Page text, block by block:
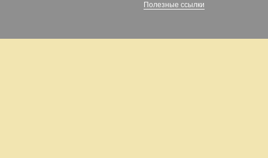
Полезные ссылки